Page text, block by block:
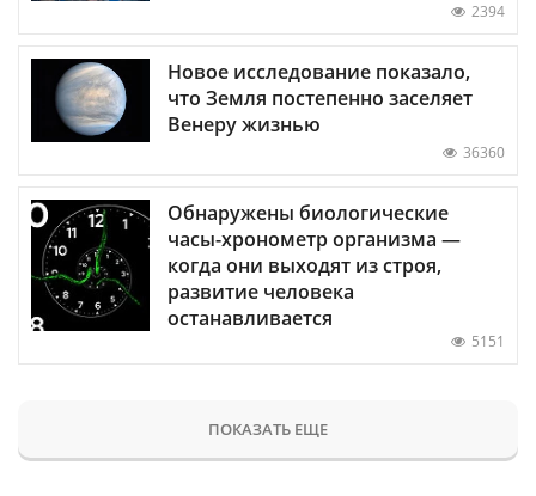
2394
Новое исследование показало,
что Земля постепенно заселяет
Венеру жизнью
36360
Обнаружены биологические
часы-хронометр организма —
когда они выходят из строя,
развитие человека
останавливается
5151
ПОКАЗАТЬ ЕЩЕ